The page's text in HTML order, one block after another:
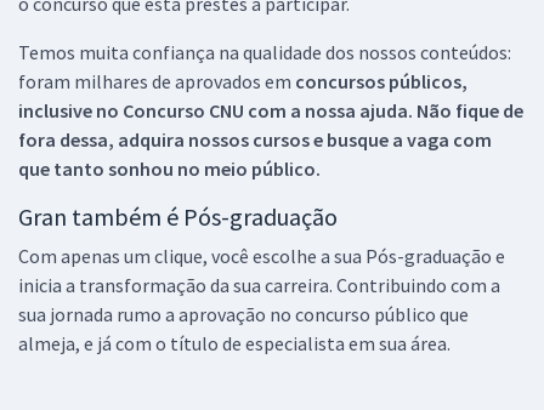
Temos muita confiança na qualidade dos nossos conteúdos:
foram milhares de aprovados em concursos públicos,
inclusive no Concurso CNU com a nossa ajuda. Não fique de
fora dessa, adquira nossos cursos e busque a vaga com
que tanto sonhou no meio público.
Gran também é Pós-graduação
Com apenas um clique, você escolhe a sua Pós-graduação e
inicia a transformação da sua carreira. Contribuindo com a
sua jornada rumo a aprovação no concurso público que
almeja, e já com o título de especialista em sua área.